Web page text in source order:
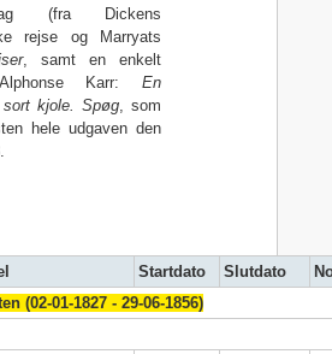
(fra Dickens
rejse og Marryats
, samt en enkelt
Karr:En
kjole. Spøg , som
hele udgaven den
Startdato Slutdato
(02-01-1827 - 29-06-1856)